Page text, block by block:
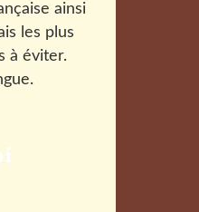
ainsi
les plus
à éviter.